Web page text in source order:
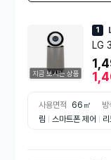
지금 보시는 상품
1
LG
기
사용면적 66㎡ 방
림
스마트폰 제어